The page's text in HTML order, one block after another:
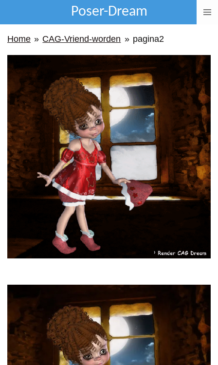
direct
naar
de
hoofdinhoud
Poser-Dream
Home » CAG-Vriend-worden » pagina2